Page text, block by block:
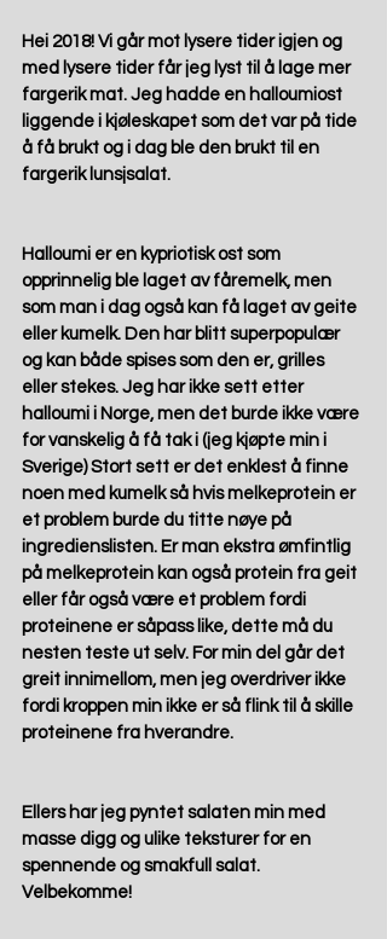
Hei 2018! Vi går mot lysere tider igjen og
med lysere tider får jeg lyst til å lage mer
fargerik mat. Jeg hadde en halloumiost
liggende i kjøleskapet som det var på tide
å få brukt og i dag ble den brukt til en
fargerik lunsjsalat.
Halloumi er en kypriotisk ost som
opprinnelig ble laget av fåremelk, men
som man i dag også kan få laget av geite
eller kumelk. Den har blitt superpopulær
og kan både spises som den er, grilles
eller stekes. Jeg har ikke sett etter
halloumi i Norge, men det burde ikke være
for vanskelig å få tak i (jeg kjøpte min i
Sverige) Stort sett er det enklest å finne
noen med kumelk så hvis melkeprotein er
et problem burde du titte nøye på
ingredienslisten. Er man ekstra ømfintlig
på melkeprotein kan også protein fra geit
eller får også være et problem fordi
proteinene er såpass like, dette må du
nesten teste ut selv. For min del går det
greit innimellom, men jeg overdriver ikke
fordi kroppen min ikke er så flink til å skille
proteinene fra hverandre.
Ellers har jeg pyntet salaten min med
masse digg og ulike teksturer for en
spennende og smakfull salat.
Velbekomme!